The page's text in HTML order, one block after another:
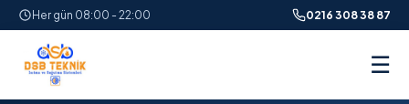
Her gün 08:00 - 22:00 0216 308 38 87
☰